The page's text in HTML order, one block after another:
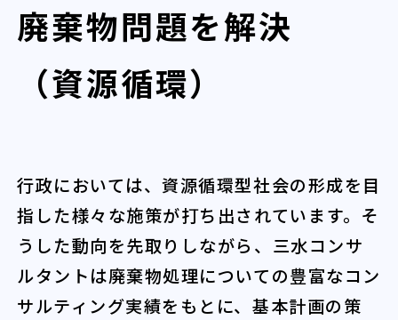
廃棄物問題を解決
（資源循環）
行政においては、資源循環型社会の形成を目
指した様々な施策が打ち出されています。そ
うした動向を先取りしながら、三水コンサ
ルタントは廃棄物処理についての豊富なコン
サルティング実績をもとに、基本計画の策